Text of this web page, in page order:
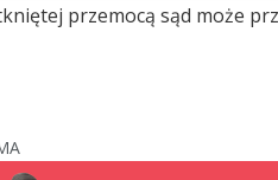
przemocą sąd może